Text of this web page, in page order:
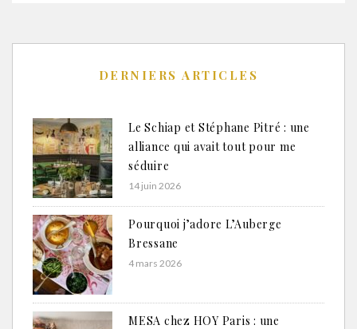
DERNIERS ARTICLES
Le Schiap et Stéphane Pitré : une
alliance qui avait tout pour me
séduire
14 juin 2026
Pourquoi j’adore L’Auberge
Bressane
4 mars 2026
MESA chez HOY Paris : une